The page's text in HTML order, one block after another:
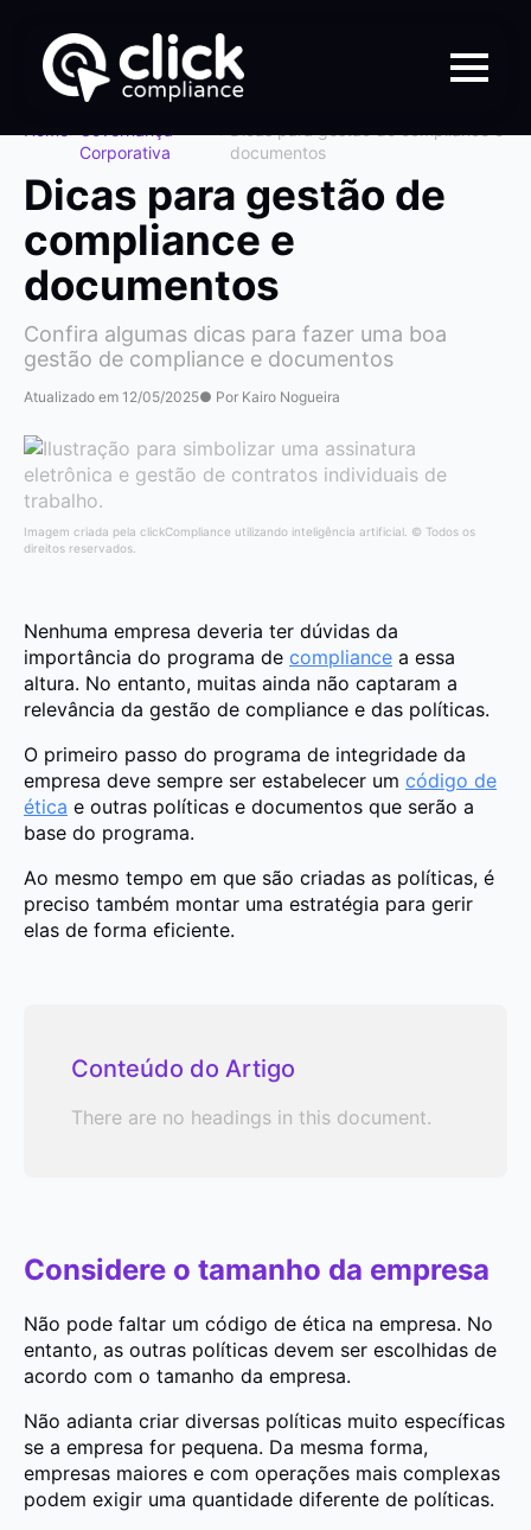
Corporativa
documentos
Dicas para gestão de
compliance e
documentos
Confira algumas dicas para fazer uma boa
gestão de compliance e documentos
Atualizado em 12/05/2025● Por Kairo Nogueira
Imagem criada pela clickCompliance utilizando inteligência artificial. © Todos os
direitos reservados.
Nenhuma empresa deveria ter dúvidas da
importância do programa de compliance a essa
altura. No entanto, muitas ainda não captaram a
relevância da gestão de compliance e das políticas.
O primeiro passo do programa de integridade da
empresa deve sempre ser estabelecer um código de
ética e outras políticas e documentos que serão a
base do programa.
Ao mesmo tempo em que são criadas as políticas, é
preciso também montar uma estratégia para gerir
elas de forma eficiente.
Conteúdo do Artigo
There are no headings in this document.
Considere o tamanho da empresa
Não pode faltar um código de ética na empresa. No
entanto, as outras políticas devem ser escolhidas de
acordo com o tamanho da empresa.
Não adianta criar diversas políticas muito específicas
se a empresa for pequena. Da mesma forma,
empresas maiores e com operações mais complexas
podem exigir uma quantidade diferente de políticas.